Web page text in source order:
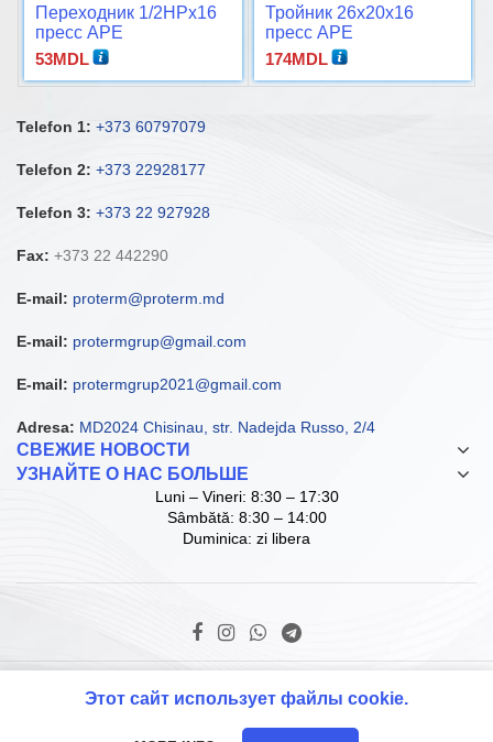
Переходник 1/2НРx16
пресс APE
53MDL
Тройник 26x20x16
пресс APE
174MDL
Telefon 1: +373 60797079
Telefon 2: +373 22928177
Telefon 3: +373 22 927928
Fax: +373 22 442290
E-mail: proterm@proterm.md
E-mail: protermgrup@gmail.com
E-mail: protermgrup2021@gmail.com
Adresa: MD2024 Chisinau, str. Nadejda Russo, 2/4
СВЕЖИЕ НОВОСТИ
УЗНАЙТЕ О НАС БОЛЬШЕ
Luni – Vineri: 8:30 – 17:30
Sâmbătă: 8:30 – 14:00
Duminica: zi libera
© Copyright ProTerm Grup SRL. 2021 D.I.
Этот сайт использует файлы cookie.